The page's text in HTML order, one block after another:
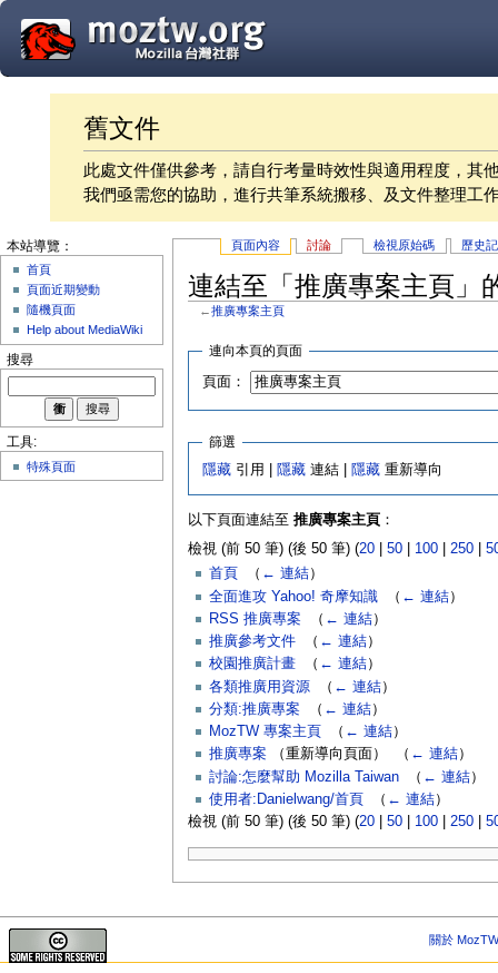
舊文件
此處文件僅供參考，請自行考量時效性與適用程度，其
我們亟需您的協助，進行共筆系統搬移、及文件整理工
頁面內容 討論 檢視原始碼 歷史
連結至「推廣專案主頁」
←推廣專案主頁
連向本頁的頁面
頁面：
篩選
隱藏 引用 | 隱藏 連結 | 隱藏 重新導向
以下頁面連結至 推廣專案主頁 ：
檢視 (前 50 筆) (後 50 筆) (20| 50| 100| 250|
首頁
（ ← 連結）
全面進攻 Yahoo! 奇摩知識‎ （ ← 連結）
RSS 推廣專案‎ （ ← 連結）
推廣參考文件‎ （ ← 連結）
校園推廣計畫‎ （ ← 連結）
各類推廣用資源‎ （ ← 連結）
分類:推廣專案‎ （ ← 連結）
MozTW 專案主頁
（ ← 連結）
推廣專案（重新導向頁面） ‎ （ ← 連結）
討論:怎麼幫助 Mozilla Taiwan‎ （ ← 連結）
使用者:Danielwang/首頁
（ ← 連結）
檢視 (前 50 筆) (後 50 筆) (20| 50| 100| 250|
本站導覽：
首頁
頁面近期變動
隨機頁面
Help about MediaWiki
搜尋
工具:
特殊頁面
關於